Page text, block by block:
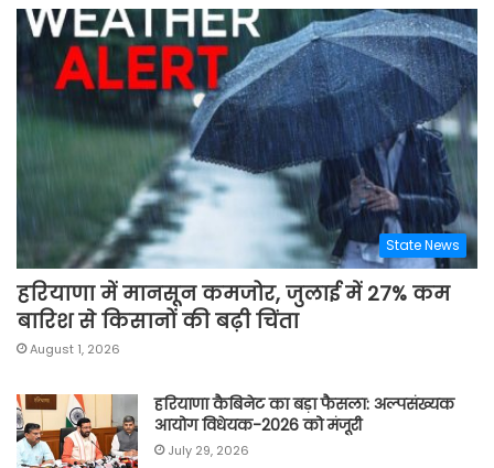
State News
हरियाणा में मानसून कमजोर, जुलाई में 27% कम
बारिश से किसानों की बढ़ी चिंता
August 1, 2026
हरियाणा कैबिनेट का बड़ा फैसला: अल्पसंख्यक
आयोग विधेयक-2026 को मंजूरी
July 29, 2026